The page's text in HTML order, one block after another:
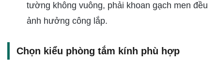
tường không vuông, phải khoan gạch men đều
ảnh hưởng công lắp.
Chọn kiểu phòng tắm kính phù hợp